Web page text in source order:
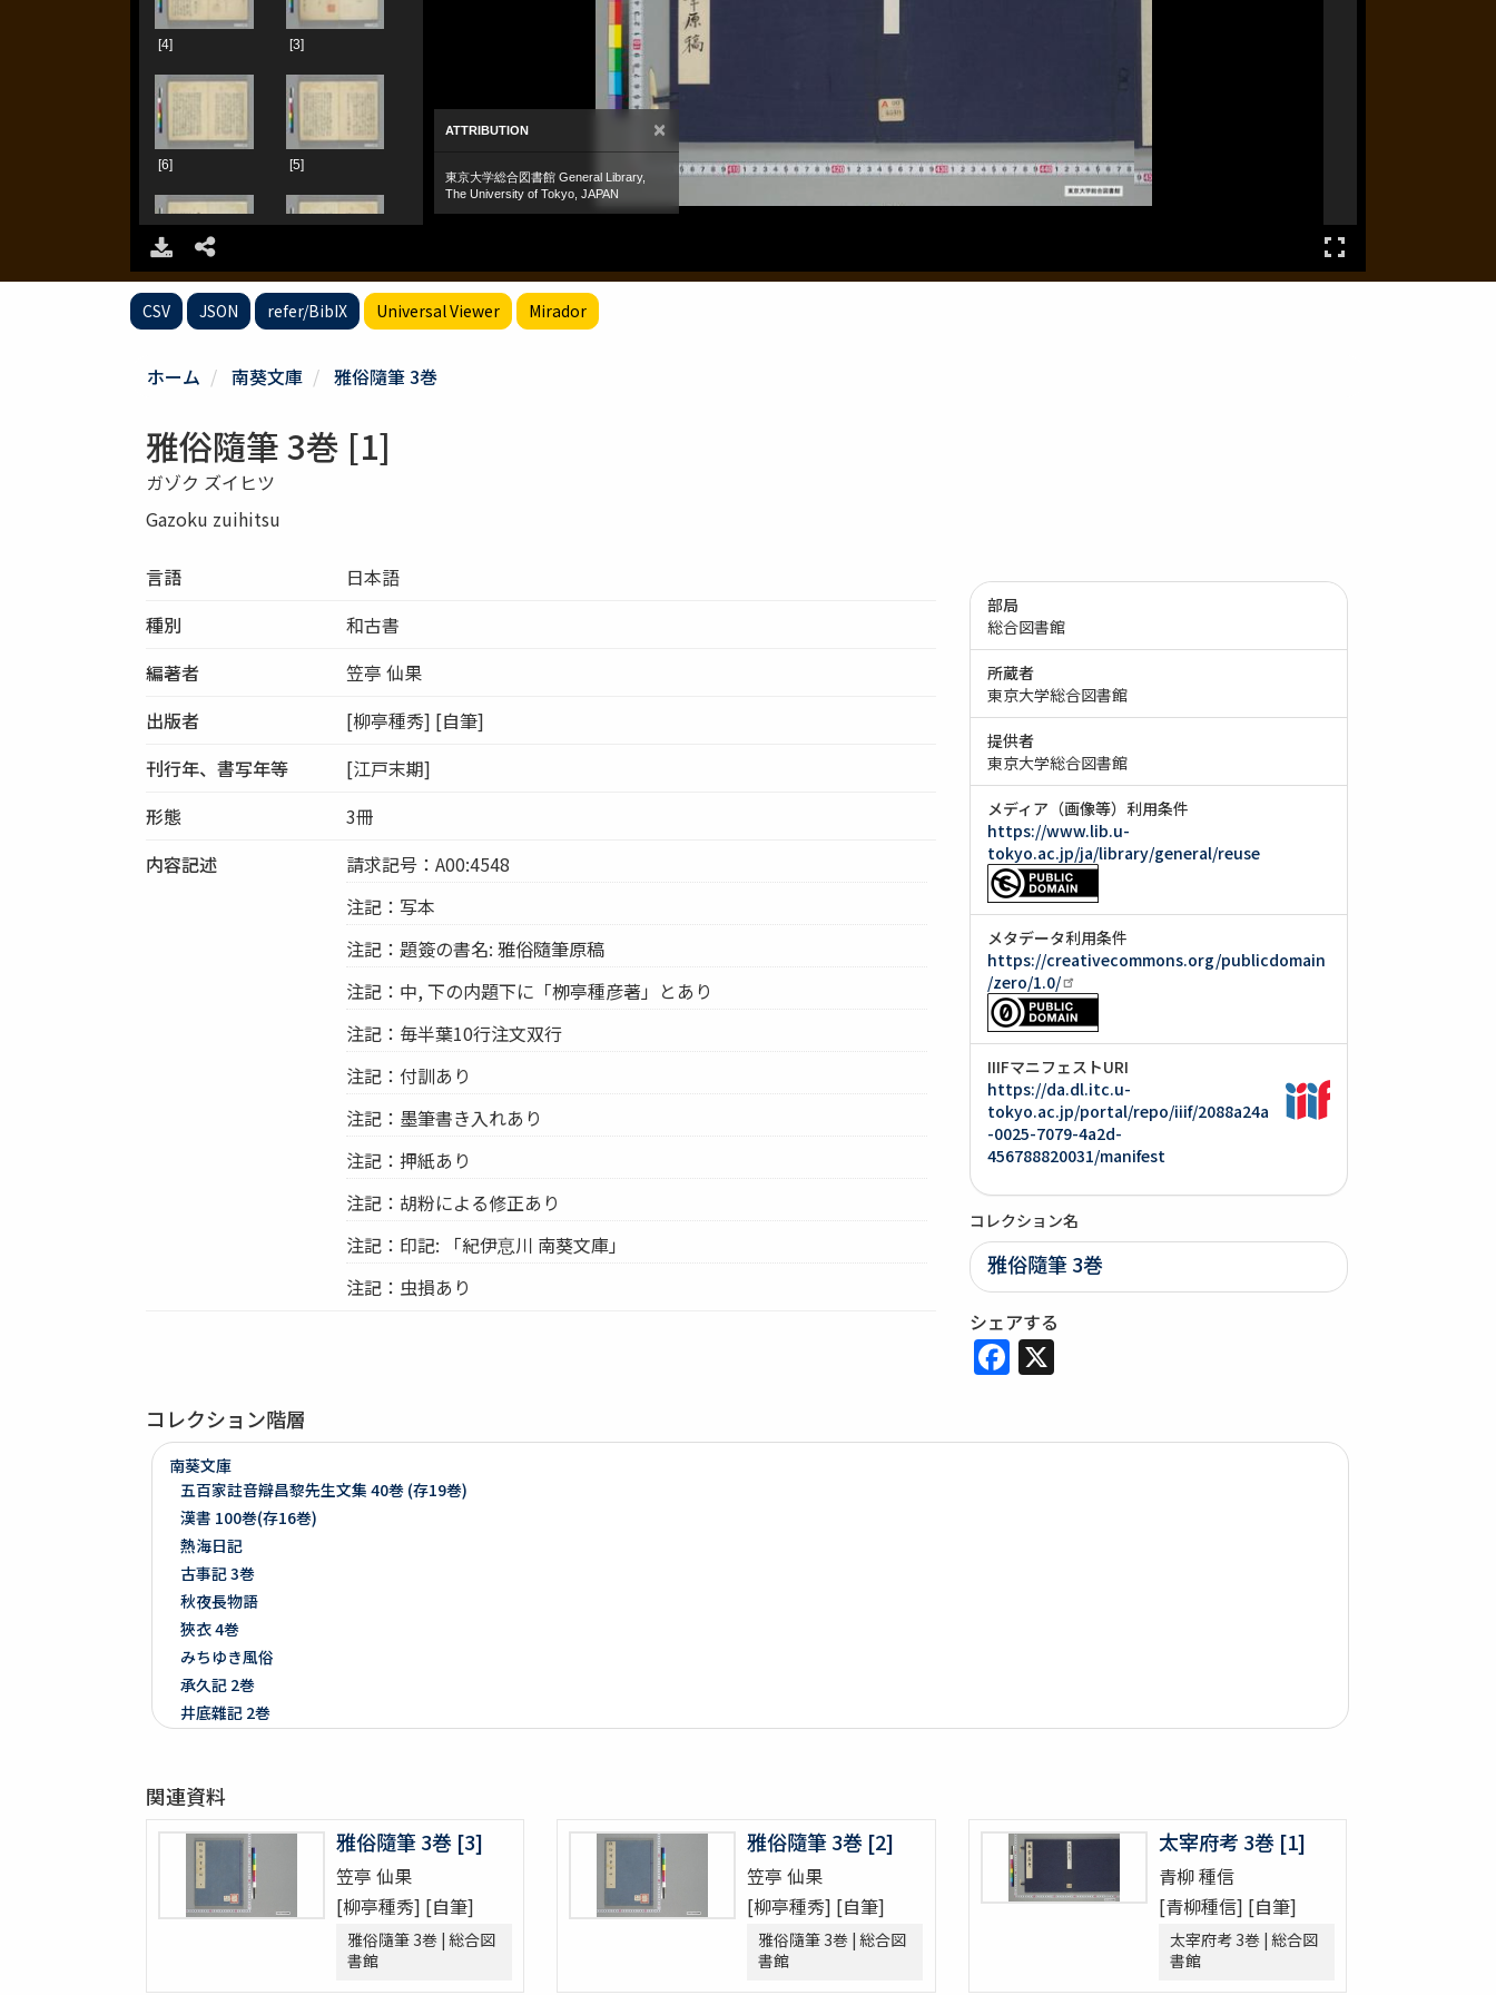
CSV JSON refer/BibIX Universal Viewer Mirador
ホーム 南葵文庫 雅俗隨筆 3巻
雅俗隨筆 3巻 [1]
ガゾク ズイヒツ
Gazoku zuihitsu
言語
日本語
種別
和古書
編著者
笠亭 仙果
出版者
[柳亭種秀] [自筆]
刊行年、書写年等
[江戸末期]
形態
3冊
内容記述
請求記号：A00:4548
注記：写本
注記：題簽の書名: 雅俗隨筆原稿
注記：中, 下の内題下に「栁亭種彦著」とあり
注記：毎半葉10行注文双行
注記：付訓あり
注記：墨筆書き入れあり
注記：押紙あり
注記：胡粉による修正あり
注記：印記: 「紀伊恴川 南葵文庫」
注記：虫損あり
部局
総合図書館
所蔵者
東京大学総合図書館
提供者
東京大学総合図書館
メディア（画像等）利用条件
https://www.lib.u-
tokyo.ac.jp/ja/library/general/reuse
メタデータ利用条件
https://creativecommons.org/publicdomain
/zero/1.0/
IIIFマニフェストURI
https://da.dl.itc.u-
tokyo.ac.jp/portal/repo/iiif/2088a24a
-0025-7079-4a2d-
456788820031/manifest
コレクション名
雅俗隨筆 3巻
シェアする
Facebook
X
コレクション階層
南葵文庫
五百家註音辯昌黎先生文集 40巻 (存19巻)
漢書 100巻(存16巻)
熱海日記
古事記 3巻
秋夜長物語
狹衣 4巻
みちゆき風俗
承久記 2巻
井底雜記 2巻
附音増廣古註蒙求 3巻
四體千字文
天地萬物造化論
新刻増校切用正音郷談雜字大全 2巻 (存1巻)
黍稷稲粱辧
関連資料
雅俗隨筆 3巻 [3]
笠亭 仙果
[柳亭種秀] [自筆]
雅俗隨筆 3巻 | 総合図
書館
雅俗隨筆 3巻 [2]
笠亭 仙果
[柳亭種秀] [自筆]
雅俗隨筆 3巻 | 総合図
書館
太宰府考 3巻 [1]
青柳 種信
[青柳種信] [自筆]
太宰府考 3巻 | 総合図
書館